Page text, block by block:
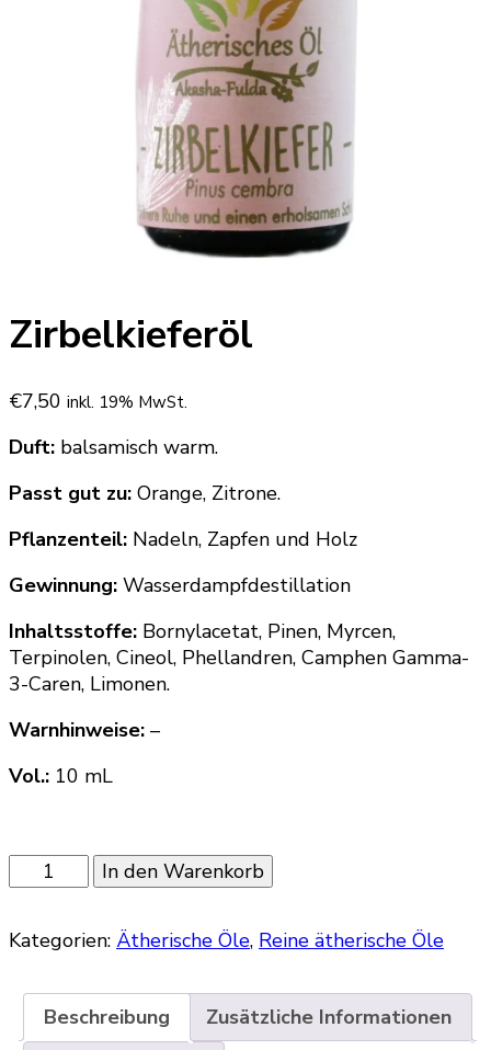
Zirbelkieferöl
€7,50 inkl. 19% MwSt.
Duft: balsamisch warm.
Passt gut zu: Orange, Zitrone.
Pflanzenteil: Nadeln, Zapfen und Holz
Gewinnung: Wasserdampfdestillation
Inhaltsstoffe: Bornylacetat, Pinen, Myrcen,
Terpinolen, Cineol, Phellandren, Camphen Gamma-
3-Caren, Limonen.
Warnhinweise: –
Vol.: 10 mL
Zirbelkieferöl
Menge
In den Warenkorb
Kategorien: Ätherische Öle, Reine ätherische Öle
Beschreibung Zusätzliche Informationen